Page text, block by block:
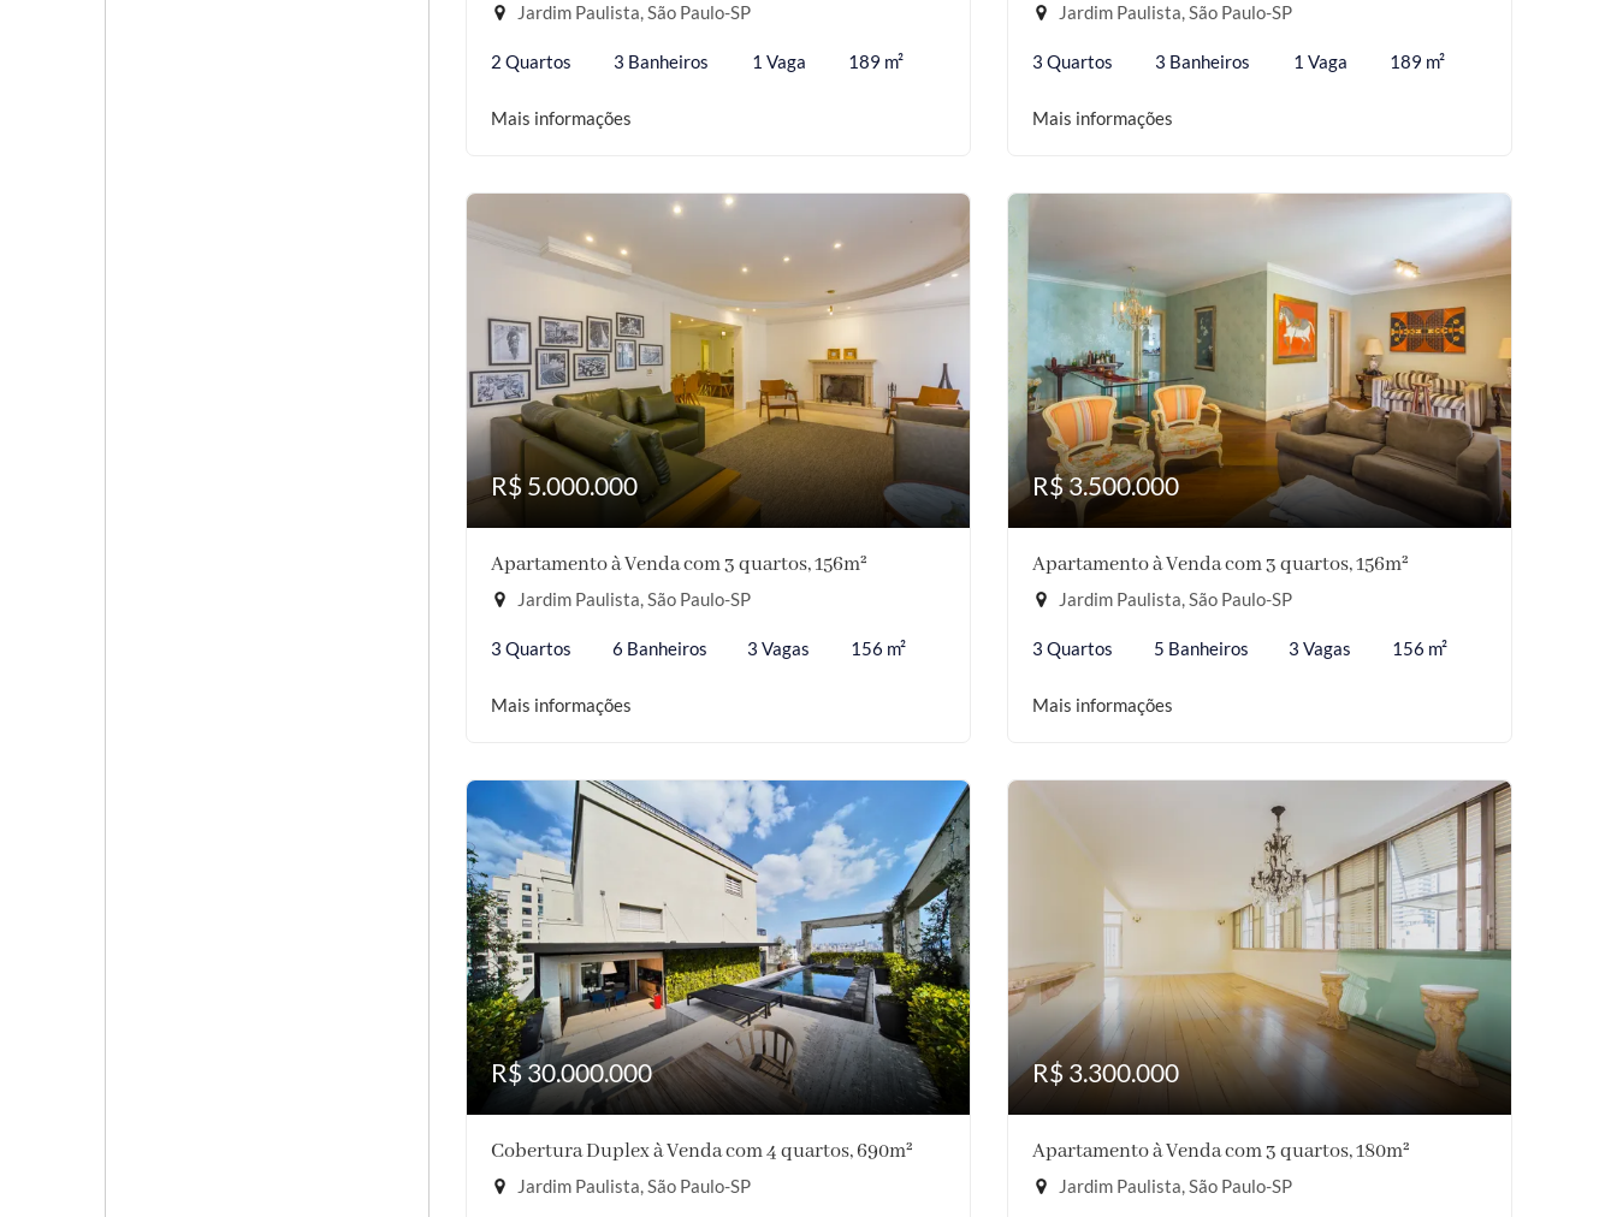
Jardim Paulista, São Paulo-SP
2 Quartos 3 Banheiros 1 Vaga 189 m²
Mais informações
Jardim Paulista, São Paulo-SP
3 Quartos 3 Banheiros 1 Vaga 189 m²
Mais informações
R$ 5.000.000
Apartamento à Venda com 3 quartos, 156m²
Jardim Paulista, São Paulo-SP
3 Quartos 6 Banheiros 3 Vagas 156 m²
Mais informações
R$ 3.500.000
Apartamento à Venda com 3 quartos, 156m²
Jardim Paulista, São Paulo-SP
3 Quartos 5 Banheiros 3 Vagas 156 m²
Mais informações
R$ 30.000.000
Cobertura Duplex à Venda com 4 quartos, 690m²
Jardim Paulista, São Paulo-SP
R$ 3.300.000
Apartamento à Venda com 3 quartos, 180m²
Jardim Paulista, São Paulo-SP